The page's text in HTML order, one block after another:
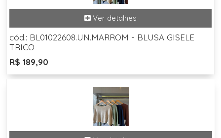
cód.: BL01022608.UN.MARROM - BLUSA GISELE
TRICO
R$ 189,90